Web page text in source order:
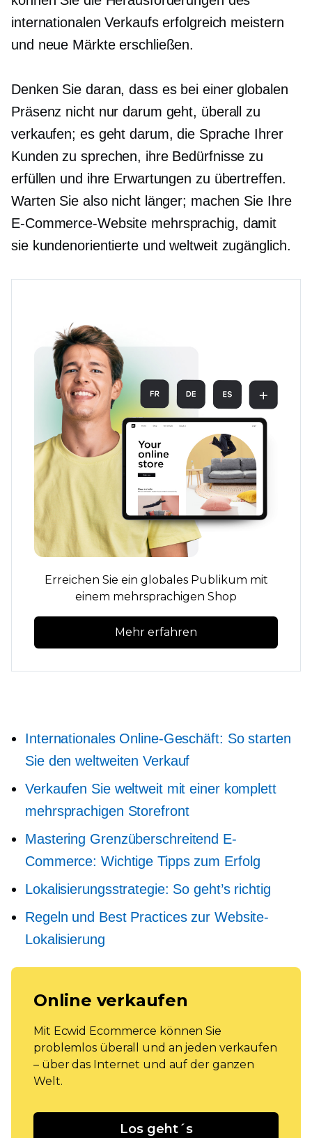
internationalen Verkaufs erfolgreich meistern
und neue Märkte erschließen.
Denken Sie daran, dass es bei einer globalen
Präsenz nicht nur darum geht, überall zu
verkaufen; es geht darum, die Sprache Ihrer
Kunden zu sprechen, ihre Bedürfnisse zu
erfüllen und ihre Erwartungen zu übertreffen.
Warten Sie also nicht länger; machen Sie Ihre
E-Commerce-Website mehrsprachig, damit
sie kundenorientierteund weltweit zugänglich.
Erreichen Sie ein globales Publikum mit
einem mehrsprachigen Shop
Mehr erfahren
Internationales Online-Geschäft: So starten
Sie den weltweiten Verkauf
Verkaufen Sie weltweit mit einer komplett
mehrsprachigen Storefront
Mastering Grenzüberschreitend E-
Commerce: Wichtige Tipps zum Erfolg
Lokalisierungsstrategie: So geht’s richtig
Regeln und Best Practices zur Website-
Lokalisierung
Online verkaufen
Mit Ecwid Ecommerce können Sie
problemlos überall und an jeden verkaufen
– über das Internet und auf der ganzen
Welt.
Los geht´s